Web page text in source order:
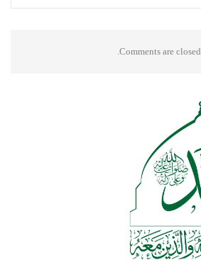
Comments are closed.